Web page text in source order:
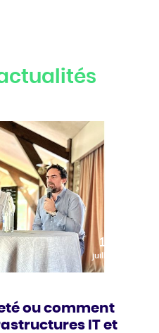
10
juillet
ou comment
IT et